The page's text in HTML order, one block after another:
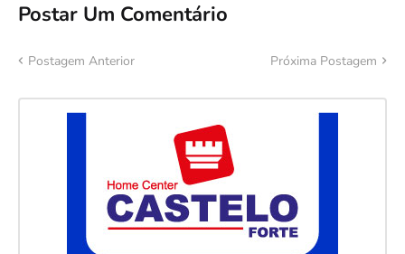
Postar Um Comentário
Postagem Anterior Próxima Postagem